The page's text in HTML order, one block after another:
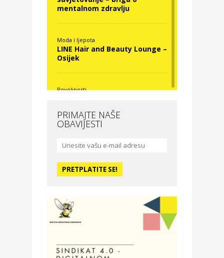
mentalnom zdravlju
Moda i ljepota
LINE Hair and Beauty Lounge –
Osijek
Povoljnosti
Moda i ljepota
studio – Osijek
Zdravlje i osiguranje
PRIMAJTE NAŠE
OBAVIJESTI